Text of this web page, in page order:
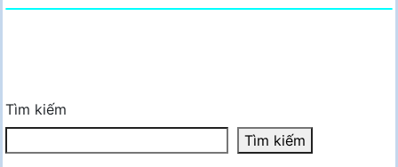
Tìm kiếm
Tìm kiếm